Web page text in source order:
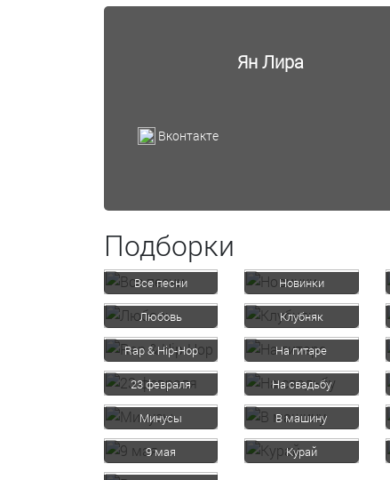
Ян Лира
Вконтакте
Подборки
Все песни Новинки
Любовь Клубняк
Rap & Hip-Hop На гитаре
23 февраля На свадьбу
Минусы В машину
9 мая Курай